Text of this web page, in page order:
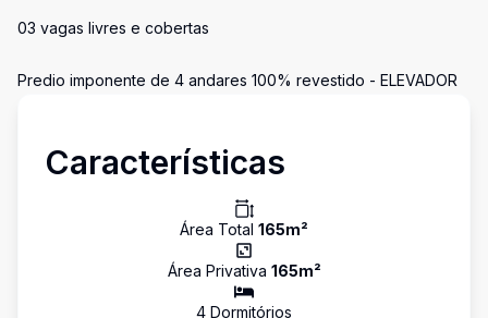
03 vagas livres e cobertas
Predio imponente de 4 andares 100% revestido - ELEVADOR
Características
Área Total 165m²
Área Privativa 165m²
4 Dormitórios